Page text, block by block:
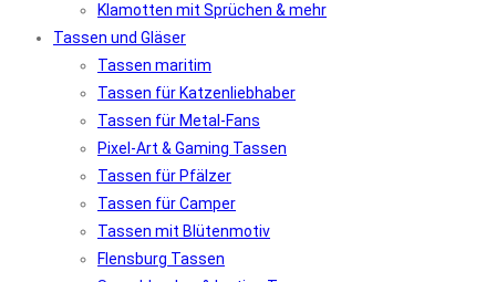
Klamotten mit Sprüchen & mehr
Tassen und Gläser
Tassen maritim
Tassen für Katzenliebhaber
Tassen für Metal-Fans
Pixel-Art & Gaming Tassen
Tassen für Pfälzer
Tassen für Camper
Tassen mit Blütenmotiv
Flensburg Tassen